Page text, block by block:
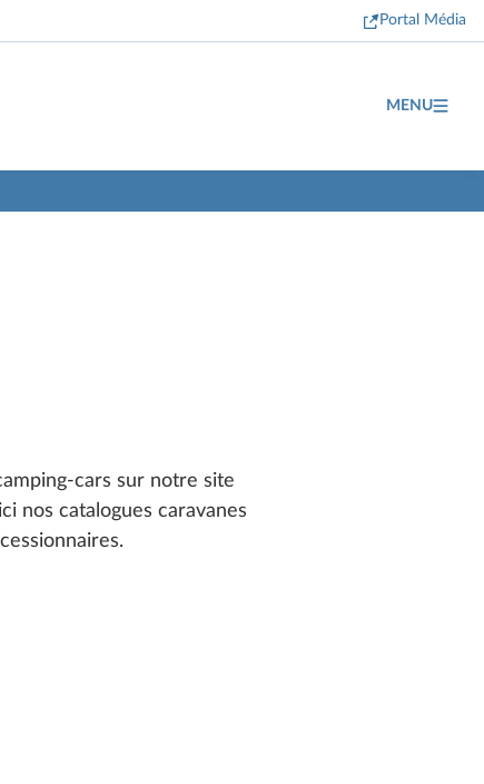
Portal Média
MENU
cars sur notre site
nos catalogues caravanes